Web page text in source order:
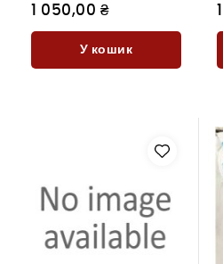
1 050,00 ₴
У кошик